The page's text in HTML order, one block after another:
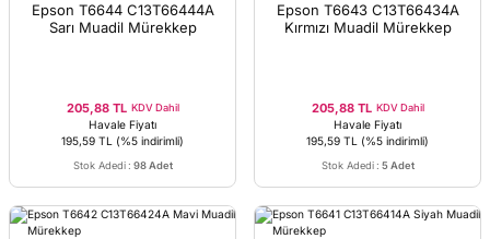
Epson T6644 C13T66444A
Sarı Muadil Mürekkep
205,88 TL KDV Dahil
Havale Fiyatı
195,59 TL (%5 indirimli)
Stok Adedi : 98 Adet
Epson T6643 C13T66434A
Kırmızı Muadil Mürekkep
205,88 TL KDV Dahil
Havale Fiyatı
195,59 TL (%5 indirimli)
Stok Adedi : 5 Adet